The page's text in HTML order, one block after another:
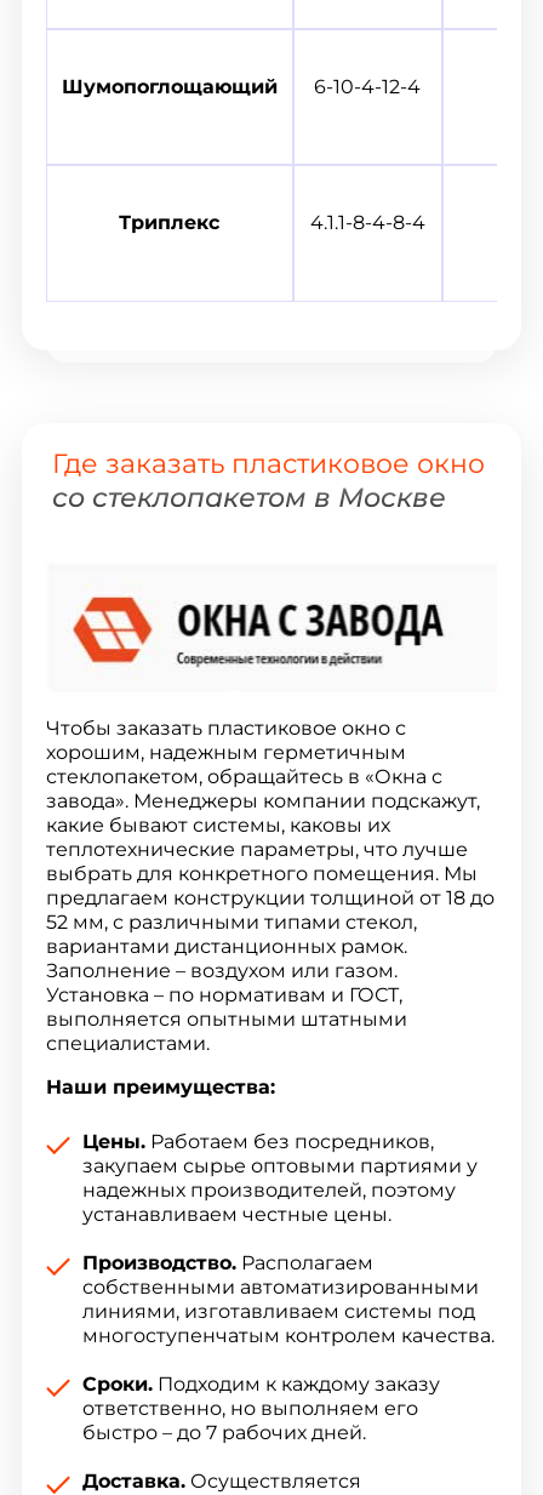
Шумопоглощающий 6-10-4-12-4
Триплекс 4.1.1-8-4-8-4
Где заказать пластиковое окно
со стеклопакетом в Москве
Чтобы заказать пластиковое окно с
хорошим, надежным герметичным
стеклопакетом, обращайтесь в «Окна с
завода». Менеджеры компании подскажут,
какие бывают системы, каковы их
теплотехнические параметры, что лучше
выбрать для конкретного помещения. Мы
предлагаем конструкции толщиной от 18 до
52 мм, с различными типами стекол,
вариантами дистанционных рамок.
Заполнение – воздухом или газом.
Установка – по нормативам и ГОСТ,
выполняется опытными штатными
специалистами.
Наши преимущества:
Цены.Работаем без посредников,
закупаем сырье оптовыми партиями у
надежных производителей, поэтому
устанавливаем честные цены.
Производство.Располагаем
собственными автоматизированными
линиями, изготавливаем системы под
многоступенчатым контролем качества.
Сроки.Подходим к каждому заказу
ответственно, но выполняем его
быстро – до 7 рабочих дней.
Доставка.Осуществляется